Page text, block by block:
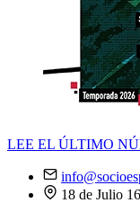
LEE EL ÚLTIMO
18 de Julio